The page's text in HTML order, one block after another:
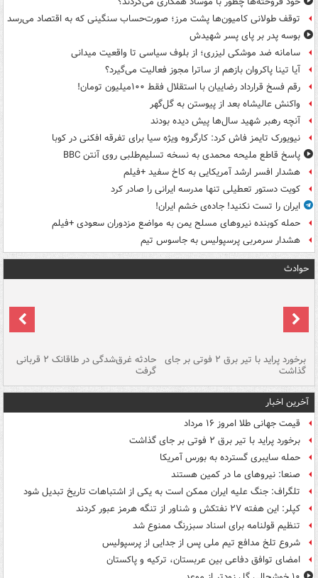
توقف طولانی کامیون‌ها پشت مرز؛ صورت‌حساب سنگینی که به اقتصاد می‌رسد
بوسه‌ پدر بر پای پسر شهیدش
سامانه ضد موشکی لیزری؛ از بلوف سیاسی تا واقعیت میدانی
آیا تینا پاکروان بازهم از ساترا مجوز فعالیت می‌گیرد؟
رقم فسخ قرارداد رضاییان با استقلال فقط ۱۰۰میلیون تومان!
واکنش عالیشاه بعد از پیوستن به گل‌گهر
آنچه رهبر شهید سال‌ها پیش دیده بودند
نیویورک تایمز فاش کرد: کارگروه ویژه سیا برای تفرقه افکنی در کوبا
پاسخ قاطع ملیحه محمدی به نسخه تسلیم‌طلبی روی آنتن BBC
هشدار افسر ارشد آمریکایی به کاخ سفید +فیلم
کویت دستور تعطیلی تنها مدرسه ایرانی را صادر کرد
ایران را تست نکنید! جاده‌ی خشم ایران!
حمله کوبنده نیروهای مسلح یمن به مواضع مزدوران سعودی +فیلم
هشدار سرمربی پرسپولیس به جاسوس تیم
حوادث
برخورد پراید با تیر برق ۲ فوتی بر جای
گذاشت
حادثه غرق‌شدگی در طاقانک ۲ قربانی
گرفت
آخرین اخبار
قیمت جهانی طلا امروز ۱۶ مرداد
برخورد پراید با تیر برق ۲ فوتی بر جای گذاشت
حمله سایبری گسترده به بورس آمریکا
صنعا: نیروهای ما در کمین‌ هستند
تلگراف: جنگ علیه ایران ممکن است به یکی از اشتباهات تاریخ تبدیل شود
کپلر: این هفته ۲۷ نفتکش و شناور از تنگه هرمز عبور کردند
تنظیم قولنامه برای اسناد سبزرنگ ممنوع شد
شروع تلخ مدافع تیم ملی پس از جدایی از پرسپولیس
امضای توافق دفاعی بین عربستان، ترکیه و پاکستان